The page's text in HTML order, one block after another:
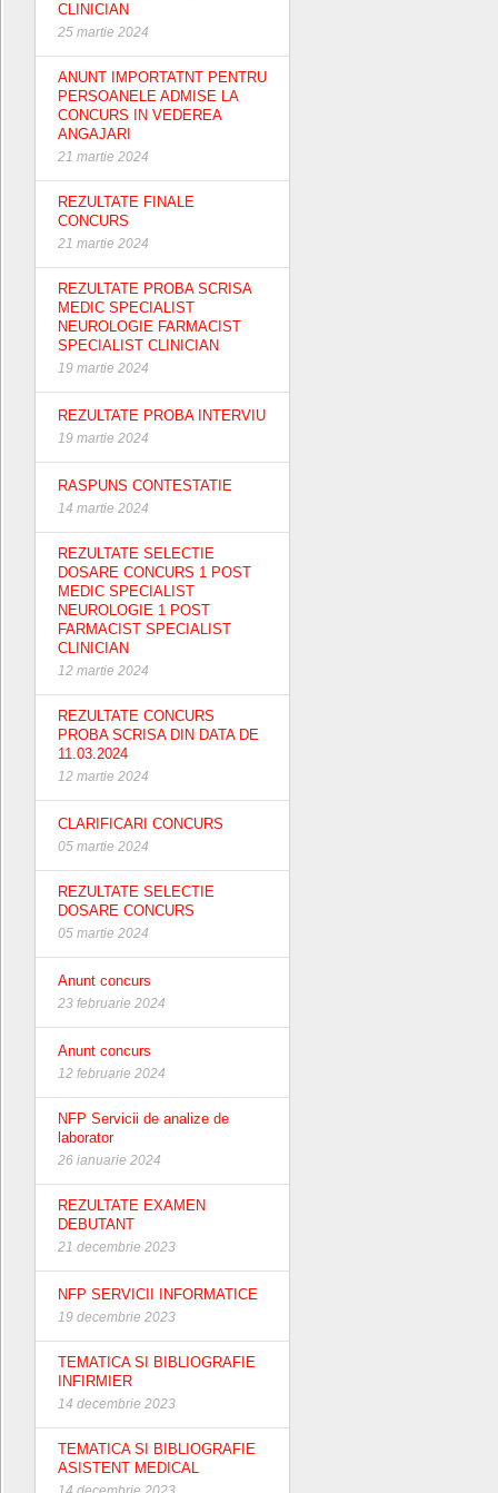
CLINICIAN
25 martie 2024
ANUNT IMPORTATNT PENTRU
PERSOANELE ADMISE LA
CONCURS IN VEDEREA
ANGAJARI
21 martie 2024
REZULTATE FINALE
CONCURS
21 martie 2024
REZULTATE PROBA SCRISA
MEDIC SPECIALIST
NEUROLOGIE FARMACIST
SPECIALIST CLINICIAN
19 martie 2024
REZULTATE PROBA INTERVIU
19 martie 2024
RASPUNS CONTESTATIE
14 martie 2024
REZULTATE SELECTIE
DOSARE CONCURS 1 POST
MEDIC SPECIALIST
NEUROLOGIE 1 POST
FARMACIST SPECIALIST
CLINICIAN
12 martie 2024
REZULTATE CONCURS
PROBA SCRISA DIN DATA DE
11.03.2024
12 martie 2024
CLARIFICARI CONCURS
05 martie 2024
REZULTATE SELECTIE
DOSARE CONCURS
05 martie 2024
Anunt concurs
23 februarie 2024
Anunt concurs
12 februarie 2024
NFP Servicii de analize de
laborator
26 ianuarie 2024
REZULTATE EXAMEN
DEBUTANT
21 decembrie 2023
NFP SERVICII INFORMATICE
19 decembrie 2023
TEMATICA SI BIBLIOGRAFIE
INFIRMIER
14 decembrie 2023
TEMATICA SI BIBLIOGRAFIE
ASISTENT MEDICAL